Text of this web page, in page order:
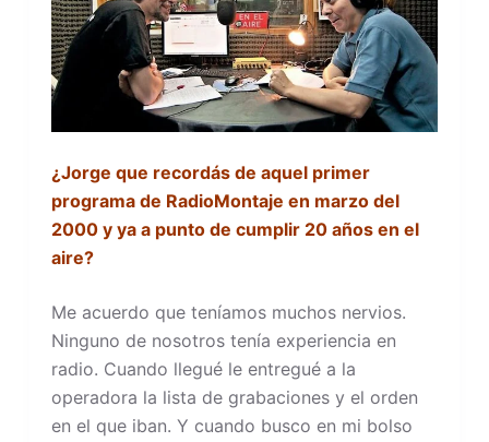
¿Jorge que recordás de aquel primer
programa de RadioMontaje en marzo del
2000 y ya a punto de cumplir 20 años en el
aire?
Me acuerdo que teníamos muchos nervios.
Ninguno de nosotros tenía experiencia en
radio. Cuando llegué le entregué a la
operadora la lista de grabaciones y el orden
en el que iban. Y cuando busco en mi bolso